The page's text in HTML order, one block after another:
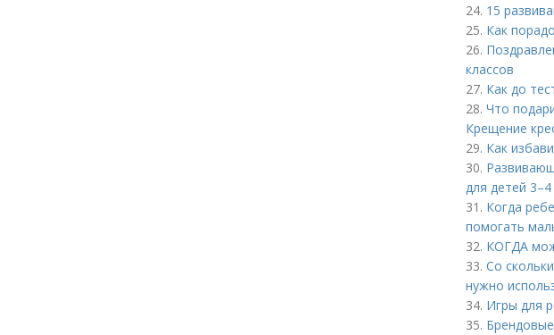
24. 15
25. Как
26.
классов
27. Как до
28. Что
Крещение
29. Как
30.
для детей 3–4
31. Когда
помогать
32. КОГДА
33. Со
нужно
34. Игры для
35.